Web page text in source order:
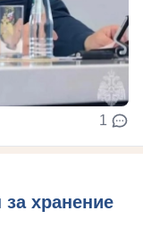
1
хранение